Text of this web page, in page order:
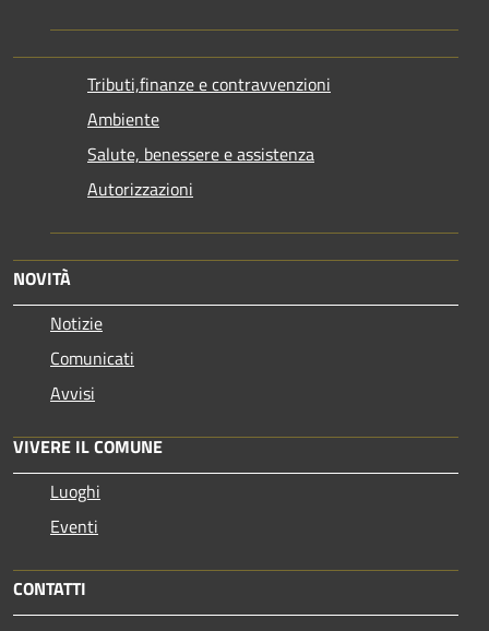
Tributi,finanze e contravvenzioni
Ambiente
Salute, benessere e assistenza
Autorizzazioni
NOVITÀ
Notizie
Comunicati
Avvisi
VIVERE IL COMUNE
Luoghi
Eventi
CONTATTI